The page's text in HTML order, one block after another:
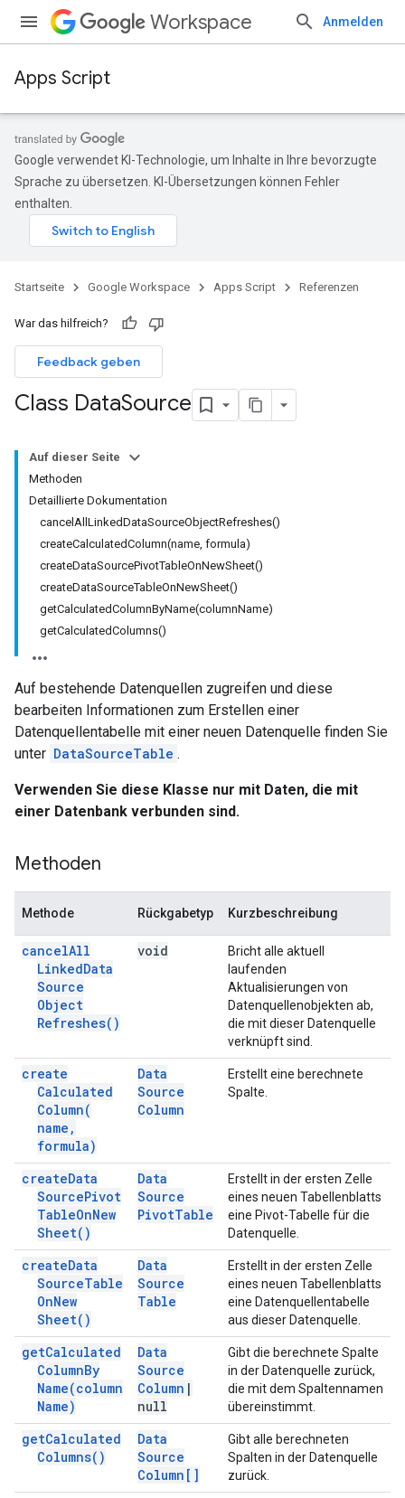
Workspace Anmelden
Apps Script
Google verwendet KI-Technologie, um Inhalte in Ihre bevorzugte
Sprache zu übersetzen. KI-Übersetzungen können Fehler
enthalten.
Startseite Google Workspace Apps Script Referenzen
War das hilfreich?
Feedback geben
Class DataSource
Auf dieser Seite
Methoden
Detaillierte Dokumentation
cancelAllLinkedDataSourceObjectRefreshes()
createCalculatedColumn(name, formula)
createDataSourcePivotTableOnNewSheet()
createDataSourceTableOnNewSheet()
getCalculatedColumnByName(columnName)
getCalculatedColumns()
Auf bestehende Datenquellen zugreifen und diese
bearbeiten Informationen zum Erstellen einer
Datenquellentabelle mit einer neuen Datenquelle finden Sie
unter DataSourceTable .
Verwenden Sie diese Klasse nur mit Daten, die mit
einer Datenbank verbunden sind.
Methoden
Methode Rückgabetyp Kurzbeschreibung
cancelAll
LinkedData
Source
Object
Refreshes( )
void
Bricht alle aktuell
laufenden
Aktualisierungen von
Datenquellenobjekten ab,
die mit dieser Datenquelle
verknüpft sind.
create
Calculated
Column(
name ,
formula)
Data
Source
Column
Erstellt eine berechnete
Spalte.
createData
SourcePivot
TableOnNew
Sheet( )
Data
Source
PivotTable
Erstellt in der ersten Zelle
eines neuen Tabellenblatts
eine Pivot-Tabelle für die
Datenquelle.
createData
SourceTable
OnNew
Sheet( )
Data
Source
Table
Erstellt in der ersten Zelle
eines neuen Tabellenblatts
eine Datenquellentabelle
aus dieser Datenquelle.
getCalculated
ColumnBy
Name(column
Name)
Data
Source
Column |
null
Gibt die berechnete Spalte
in der Datenquelle zurück,
die mit dem Spaltennamen
übereinstimmt.
getCalculated
Columns( )
Data
Source
Column[]
Gibt alle berechneten
Spalten in der Datenquelle
zurück.